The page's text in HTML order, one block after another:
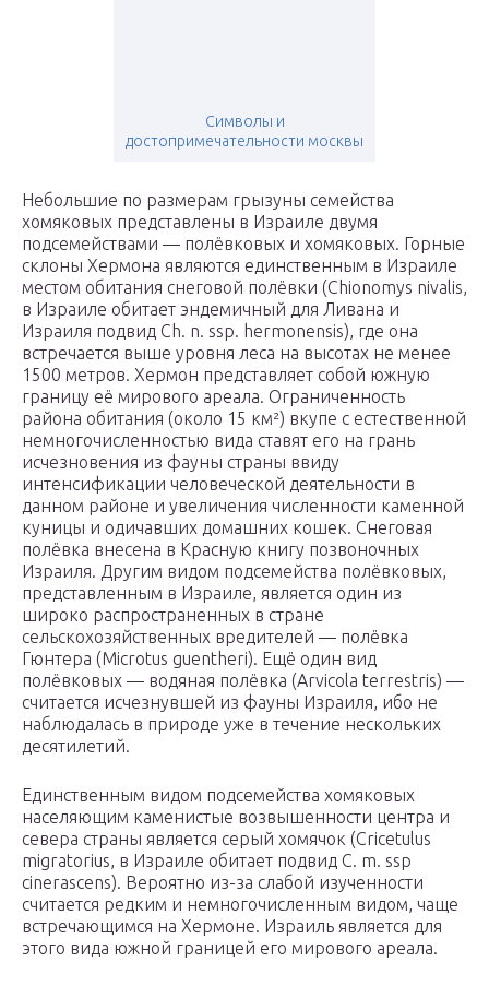
Символы и
достопримечательности москвы
Небольшие по размерам грызуны семейства
хомяковых представлены в Израиле двумя
подсемействами — полёвковых и хомяковых. Горные
склоны Хермона являются единственным в Израиле
местом обитания снеговой полёвки (Chionomys nivalis,
в Израиле обитает эндемичный для Ливана и
Израиля подвид Ch. n. ssp. hermonensis), где она
встречается выше уровня леса на высотах не менее
1500 метров. Хермон представляет собой южную
границу её мирового ареала. Ограниченность
района обитания (около 15 км²) вкупе с естественной
немногочисленностью вида ставят его на грань
исчезновения из фауны страны ввиду
интенсификации человеческой деятельности в
данном районе и увеличения численности каменной
куницы и одичавших домашних кошек. Снеговая
полёвка внесена в Красную книгу позвоночных
Израиля. Другим видом подсемейства полёвковых,
представленным в Израиле, является один из
широко распространенных в стране
сельскохозяйственных вредителей — полёвка
Гюнтера (Microtus guentheri). Ещё один вид
полёвковых — водяная полёвка (Arvicola terrestris) —
считается исчезнувшей из фауны Израиля, ибо не
наблюдалась в природе уже в течение нескольких
десятилетий.
Единственным видом подсемейства хомяковых
населяющим каменистые возвышенности центра и
севера страны является серый хомячок (Cricetulus
migratorius, в Израиле обитает подвид C. m. ssp
cinerascens). Вероятно из-за слабой изученности
считается редким и немногочисленным видом, чаще
встречающимся на Хермоне. Израиль является для
этого вида южной границей его мирового ареала.